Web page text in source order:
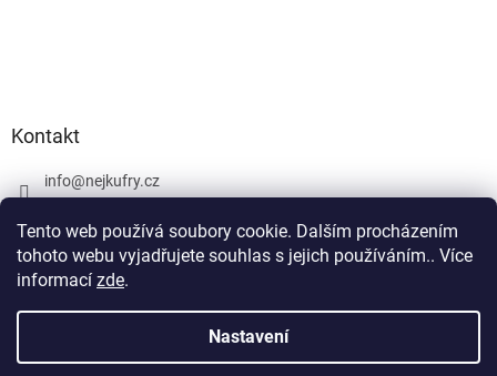
Tento web používá soubory cookie. Dalším procházením
tohoto webu vyjadřujete souhlas s jejich používáním.. Více
informací zde.
Nastavení
Kontakt
info@nejkufry.cz
Facebook
Vytvořil Shoptet Premium